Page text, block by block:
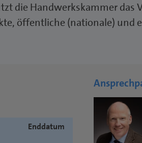
die Handwerkskammer das
öffentliche (nationale) und
Enddatum